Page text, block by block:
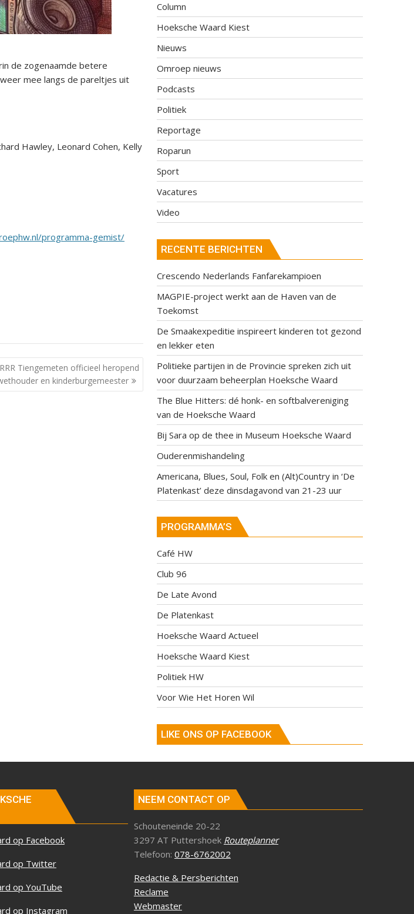
de zogenaamde betere
mee langs de pareltjes uit
Hawley, Leonard Cohen, Kelly
programma-gemist/
Tiengemeten officieel heropend
en kinderburgemeester
Column
Hoeksche Waard Kiest
Nieuws
Omroep nieuws
Podcasts
Politiek
Reportage
Roparun
Sport
Vacatures
Video
RECENTE BERICHTEN
Crescendo Nederlands Fanfarekampioen
MAGPIE-project werkt aan de Haven van de
Toekomst
De Smaakexpeditie inspireert kinderen tot gezond
en lekker eten
Politieke partijen in de Provincie spreken zich uit
voor duurzaam beheerplan Hoeksche Waard
The Blue Hitters: dé honk- en softbalvereniging
van de Hoeksche Waard
Bij Sara op de thee in Museum Hoeksche Waard
Ouderenmishandeling
Americana, Blues, Soul, Folk en (Alt)Country in ‘De
Platenkast’ deze dinsdagavond van 21-23 uur
PROGRAMMA’S
Café HW
Club 96
De Late Avond
De Platenkast
Hoeksche Waard Actueel
Hoeksche Waard Kiest
Politiek HW
Voor Wie Het Horen Wil
LIKE ONS OP FACEBOOK
op Facebook
op Twitter
op YouTube
op Instagram
NEEM CONTACT OP
Schouteneinde 20-22
3297 AT Puttershoek Routeplanner
Telefoon: 078-6762002
Redactie & Persberichten
Reclame
Webmaster